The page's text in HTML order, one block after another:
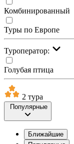
Комбинированный
Туры по Европе
Туроператор:
Голубая птица
2 тура
Популярные
Ближайшие